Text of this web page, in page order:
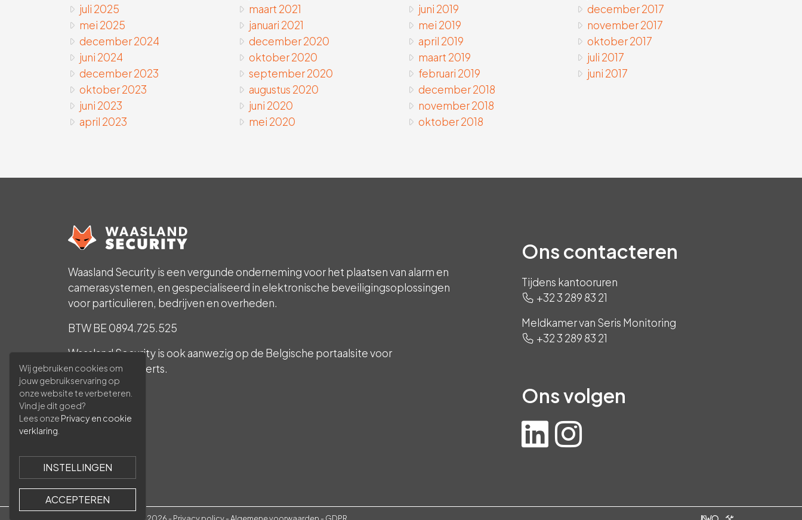
juli 2025
mei 2025
december 2024
juni 2024
december 2023
oktober 2023
juni 2023
april 2023
maart 2021
januari 2021
december 2020
oktober 2020
september 2020
augustus 2020
juni 2020
mei 2020
juni 2019
mei 2019
april 2019
maart 2019
februari 2019
december 2018
november 2018
oktober 2018
december 2017
november 2017
oktober 2017
juli 2017
juni 2017
Waasland Security is een vergunde onderneming voor het plaatsen van alarm en
camerasystemen, en gespecialiseerd in elektronische beveiligingsoplossingen
voor particulieren, bedrijven en overheden.
BTW BE 0894.725.525
Waasland Security is ook aanwezig op de Belgische portaalsite voor
beveiligingsexperts.
INCERT B-1785
Ons contacteren
Tijdens kantooruren
+32 3 289 83 21
Meldkamer van Seris Monitoring
+32 3 289 83 21
Ons volgen
Waasland Security © 2026 -Privacy policy-Algemene voorwaarden -GDPR
Wij gebruiken cookies om
jouw gebruikservaring op
onze website te verbeteren.
Vind je dit goed?
Lees onze Privacy en cookie
verklaring
INSTELLINGEN
ACCEPTEREN